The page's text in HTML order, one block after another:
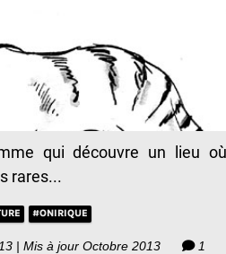
qui découvre un lieu
rares...
#ONIRIQUE
| Mis à jour Octobre 2013 1